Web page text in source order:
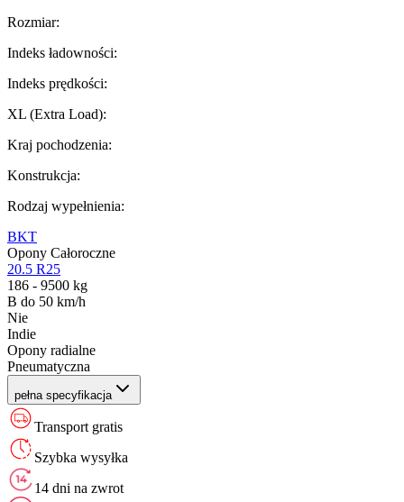
Rozmiar:
Indeks ładowności:
Indeks prędkości:
XL (Extra Load):
Kraj pochodzenia:
Konstrukcja:
Rodzaj wypełnienia:
BKT
Opony Całoroczne
20.5 R25
186 - 9500 kg
B do 50 km/h
Nie
Indie
Opony radialne
Pneumatyczna
pełna specyfikacja
Transport gratis
Szybka wysyłka
14 dni na zwrot